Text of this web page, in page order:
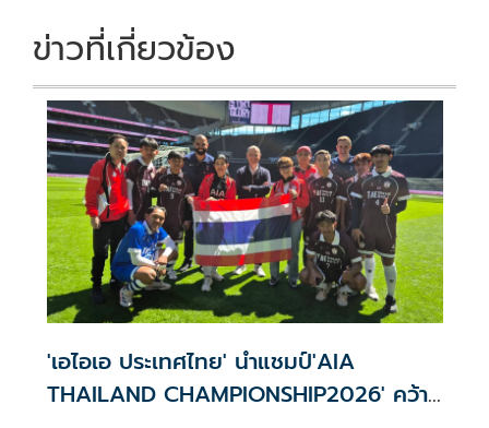
k k
ข่าวที่เกี่ยวข้อง
'เอไอเอ ประเทศไทย' นำแชมป์'AIA
THAILAND CHAMPIONSHIP2026' คว้า